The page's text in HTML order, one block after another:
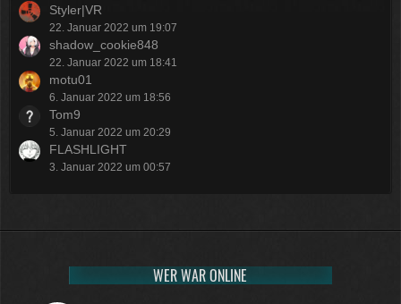
Styler|VR
22. Januar 2022 um 19:07
shadow_cookie848
22. Januar 2022 um 18:41
motu01
6. Januar 2022 um 18:56
Tom9
5. Januar 2022 um 20:29
FLASHLIGHT
3. Januar 2022 um 00:57
WER WAR ONLINE